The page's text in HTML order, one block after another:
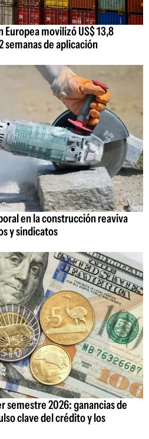
movilizó US$ 13,8
semanas de aplicación
en la construcción reaviva
y sindicatos
semestre 2026: ganancias de
clave del crédito y los